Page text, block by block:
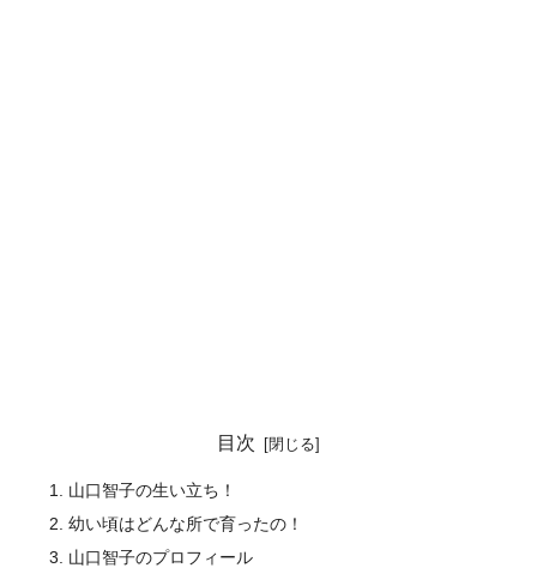
目次
山口智子の生い立ち！
幼い頃はどんな所で育ったの！
山口智子のプロフィール